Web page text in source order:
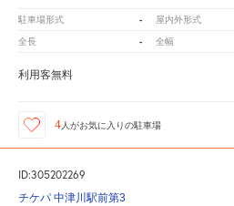
駐車場形式 - 屋内外形式
全長 - 全幅
利用客無料
4人がお気に入りの駐車場
ID:305202269
チケパ 中津川駅前第3